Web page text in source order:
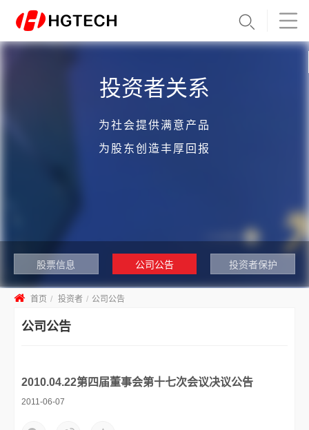
投资者关系
为社会提供满意产品
为股东创造丰厚回报
首页 投资者 公司公告
公司公告
2010.04.22第四届董事会第十七次会议决议公告
2011-06-07
股票信息 公司公告 投资者保护